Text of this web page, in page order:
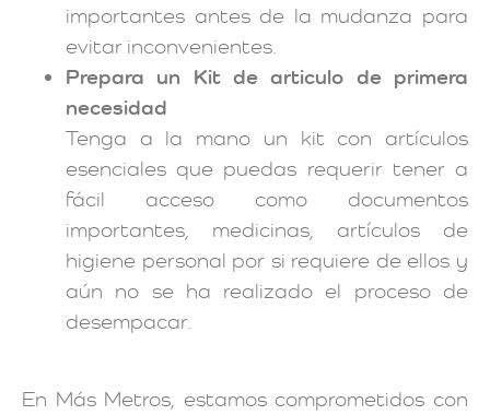
importantes antes de la mudanza para
evitar inconvenientes.
Prepara un Kit de articulo de primera
necesidad
Tenga a la mano un kit con artículos
esenciales que puedas requerir tener a
fácil acceso como documentos
importantes, medicinas, artículos de
higiene personal por si requiere de ellos y
aún no se ha realizado el proceso de
desempacar.
En Más Metros, estamos comprometidos con